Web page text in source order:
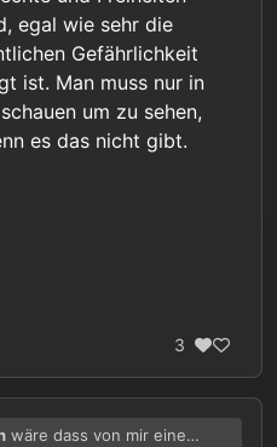
egal wie sehr die
Gefährlichkeit
ist. Man muss nur in
um zu sehen,
es das nicht gibt.
3
wäre dass von mir eine